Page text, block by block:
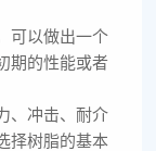
以做出一个
期的性能或者
冲击、耐介
择树脂的基本